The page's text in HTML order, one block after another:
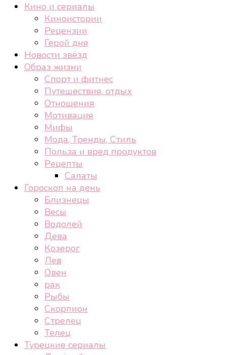
cheek-look.ru
Женский сайт о звездах и кино, а также трендах,
здоровом образе жизни, спорте, стиле, отдыхе и
Кино и сериалы
Киноистории
Рецензии
Герой дня
Новости звёзд
Образ жизни
Спорт и фитнес
Путешествия, отдых
Отношения
Мотивация
Мифы
Мода, Тренды, Стиль
Польза и вред продуктов
Рецепты
Салаты
Гороскоп на день
Близнецы
Весы
Водолей
Дева
Козерог
Лев
Овен
рак
Рыбы
Скорпион
Стрелец
Телец
Турецкие сериалы